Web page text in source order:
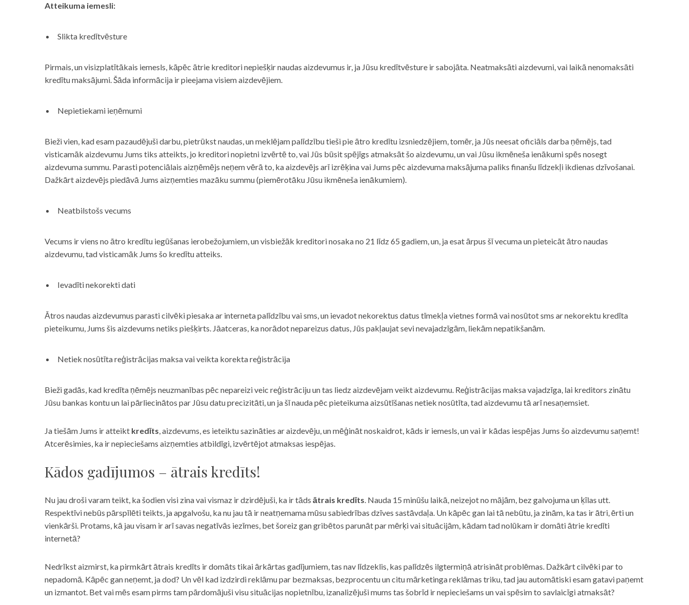
Atteikuma iemesli:
Slikta kredītvēsture
Pirmais, un visizplatītākais iemesls, kāpēc ātrie kreditori nepiešķir naudas aizdevumus ir, ja Jūsu kredītvēsture ir sabojāta. Neatmaksāti aizdevumi, vai laikā nenomaksāti
kredītu maksājumi. Šāda informācija ir pieejama visiem aizdevējiem.
Nepietiekami ieņēmumi
Bieži vien, kad esam pazaudējuši darbu, pietrūkst naudas, un meklējam palīdzību tieši pie ātro kredītu izsniedzējiem, tomēr, ja Jūs neesat oficiāls darba ņēmējs, tad
visticamāk aizdevumu Jums tiks atteikts, jo kreditori nopietni izvērtē to, vai Jūs būsit spējīgs atmaksāt šo aizdevumu, un vai Jūsu ikmēneša ienākumi spēs nosegt
aizdevuma summu. Parasti potenciālais aizņēmējs neņem vērā to, ka aizdevējs arī izrēķina vai Jums pēc aizdevuma maksājuma paliks finanšu līdzekļi ikdienas dzīvošanai.
Dažkārt aizdevējs piedāvā Jums aizņemties mazāku summu (piemērotāku Jūsu ikmēneša ienākumiem).
Neatbilstošs vecums
Vecums ir viens no ātro kredītu iegūšanas ierobežojumiem, un visbiežāk kreditori nosaka no 21 līdz 65 gadiem, un, ja esat ārpus šī vecuma un pieteicāt ātro naudas
aizdevumu, tad visticamāk Jums šo kredītu atteiks.
Ievadīti nekorekti dati
Ātros naudas aizdevumus parasti cilvēki piesaka ar interneta palīdzību vai sms, un ievadot nekorektus datus tīmekļa vietnes formā vai nosūtot sms ar nekorektu kredīta
pieteikumu, Jums šis aizdevums netiks piešķirts. Jāatceras, ka norādot nepareizus datus, Jūs pakļaujat sevi nevajadzīgām, liekām nepatikšanām.
Netiek nosūtīta reģistrācijas maksa vai veikta korekta reģistrācija
Bieži gadās, kad kredīta ņēmējs neuzmanības pēc nepareizi veic reģistrāciju un tas liedz aizdevējam veikt aizdevumu. Reģistrācijas maksa vajadzīga, lai kreditors zinātu
Jūsu bankas kontu un lai pārliecinātos par Jūsu datu precizitāti, un ja šī nauda pēc pieteikuma aizsūtīšanas netiek nosūtīta, tad aizdevumu tā arī nesaņemsiet.
Ja tiešām Jums ir atteikt kredīts, aizdevums, es ieteiktu sazināties ar aizdevēju, un mēģināt noskaidrot, kāds ir iemesls, un vai ir kādas iespējas Jums šo aizdevumu saņemt!
Atcerēsimies, ka ir nepieciešams aizņemties atbildīgi, izvērtējot atmaksas iespējas.
Kādos gadījumos – ātrais kredīts!
Nu jau droši varam teikt, ka šodien visi zina vai vismaz ir dzirdējuši, ka ir tāds ātrais kredīts. Nauda 15 minūšu laikā, neizejot no mājām, bez galvojuma un ķīlas utt.
Respektīvi nebūs pārspīlēti teikts, ja apgalvošu, ka nu jau tā ir neatņemama mūsu sabiedrības dzīves sastāvdaļa. Un kāpēc gan lai tā nebūtu, ja zinām, ka tas ir ātri, ērti un
vienkārši. Protams, kā jau visam ir arī savas negatīvās iezīmes, bet šoreiz gan gribētos parunāt par mērķi vai situācijām, kādam tad nolūkam ir domāti ātrie kredīti
internetā?
Nedrīkst aizmirst, ka pirmkārt ātrais kredīts ir domāts tikai ārkārtas gadījumiem, tas nav līdzeklis, kas palīdzēs ilgtermiņā atrisināt problēmas. Dažkārt cilvēki par to
nepadomā. Kāpēc gan neņemt, ja dod? Un vēl kad izdzirdi reklāmu par bezmaksas, bezprocentu un citu mārketinga reklāmas triku, tad jau automātiski esam gatavi paņemt
un izmantot. Bet vai mēs esam pirms tam pārdomājuši visu situācijas nopietnību, izanalizējuši mums tas šobrīd ir nepieciešams un vai spēsim to savlaicīgi atmaksāt?